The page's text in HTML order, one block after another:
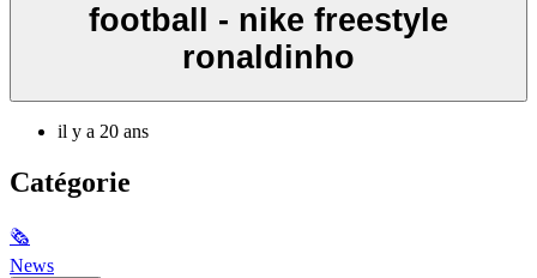
football - nike freestyle
ronaldinho
il y a 20 ans
Catégorie
🗞
News